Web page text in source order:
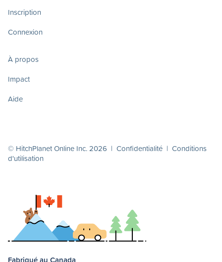
Inscription
Connexion
À propos
Impact
Aide
© HitchPlanet Online Inc. 2026 | Confidentialité | Conditions
d'utilisation
Fabriqué au Canada